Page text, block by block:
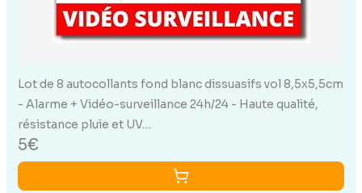
Lot de 8 autocollants fond blanc dissuasifs vol 8,5x5,5cm
- Alarme + Vidéo-surveillance 24h/24 - Haute qualité,
résistance pluie et UV…
5€